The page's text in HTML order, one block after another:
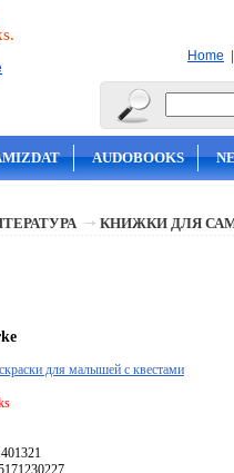
Home |
AUDOBOOKS
КНИЖКИ ДЛЯ
для малышей с квестами